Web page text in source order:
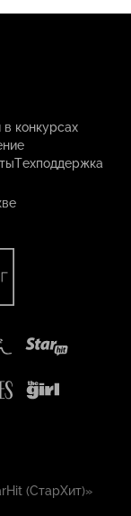
в конкурсах
Техподдержка
(СтарХит)»